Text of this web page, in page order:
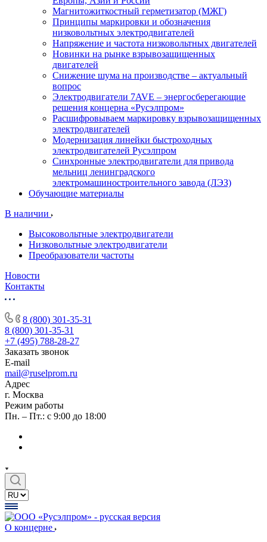
Магнитожиткостный герметизатор (МЖГ)
Принципы маркировки и обозначения
низковольтных электродвигателей
Напряжение и частота низковольтных двигателей
Новинки на рынке взрывозащищенных
двигателей
Снижение шума на производстве – актуальный
вопрос
Электродвигатели 7AVE – энергосберегающие
решения концерна «Русэлпром»
Расшифровываем маркировку взрывозащищенных
электродвигателей
Модернизация линейки быстроходных
электродвигателей Русэлпром
Синхронные электродвигатели для привода
мельниц ленинградского
электромашиностроительного завода (ЛЭЗ)
Обучающие материалы
В наличии
Высоковольтные электродвигатели
Низковольтные электродвигатели
Преобразователи частоты
Новости
Контакты
8 (800) 301-35-31
8 (800) 301-35-31
+7 (495) 788-28-27
Заказать звонок
E-mail
mail@ruselprom.ru
Адрес
г. Москва
Режим работы
Пн. – Пт.: с 9:00 до 18:00
О концерне